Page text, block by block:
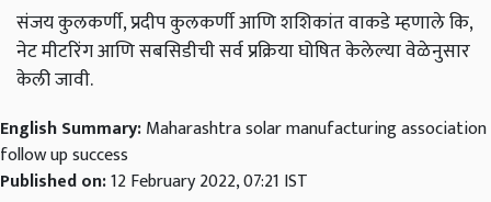
संजय कुलकर्णी, प्रदीप कुलकर्णी आणि शशिकांत वाकडे म्हणाले कि,
नेट मीटरिंग आणि सबसिडीची सर्व प्रक्रिया घोषित केलेल्या वेळेनुसार
केली जावी.
English Summary:Maharashtra solar manufacturing association
follow up success
Published on:12 February 2022, 07:21 IST